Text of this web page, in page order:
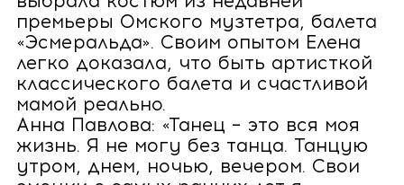
премьеры Омского музтетра, балета
«Эсмеральда». Своим опытом Елена
легко доказала, что быть артисткой
классического балета и счастливой
мамой реально.
Анна Павлова: «Танец – это вся моя
жизнь. Я не могу без танца. Танцую
утром, днем, ночью, вечером. Свои